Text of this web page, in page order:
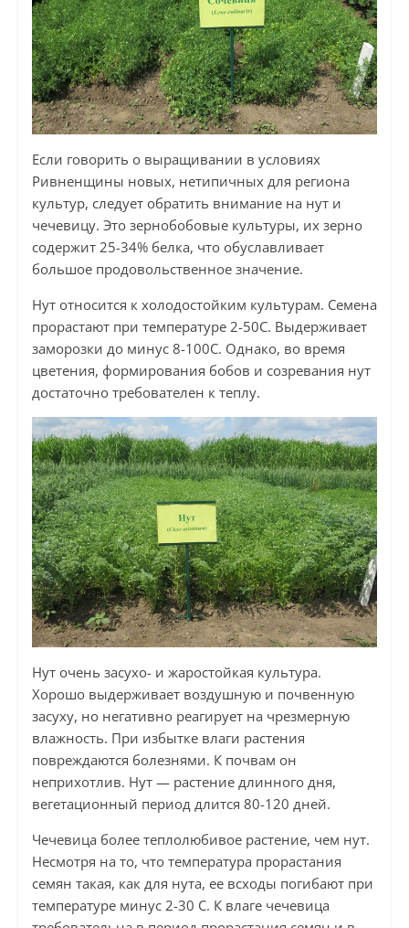
Если говорить о выращивании в условиях
Ривненщины новых, нетипичных для региона
культур, следует обратить внимание на нут и
чечевицу. Это зернобобовые культуры, их зерно
содержит 25-34% белка, что обуславливает
большое продовольственное значение.
Нут относится к холодостойким культурам. Семена
прорастают при температуре 2-50С. Выдерживает
заморозки до минус 8-100С. Однако, во время
цветения, формирования бобов и созревания нут
достаточно требователен к теплу.
Нут очень засухо- и жаростойкая культура.
Хорошо выдерживает воздушную и почвенную
засуху, но негативно реагирует на чрезмерную
влажность. При избытке влаги растения
повреждаются болезнями. К почвам он
неприхотлив. Нут — растение длинного дня,
вегетационный период длится 80-120 дней.
Чечевица более теплолюбивое растение, чем нут.
Несмотря на то, что температура прорастания
семян такая, как для нута, ее всходы погибают при
температуре минус 2-30 С. К влаге чечевица